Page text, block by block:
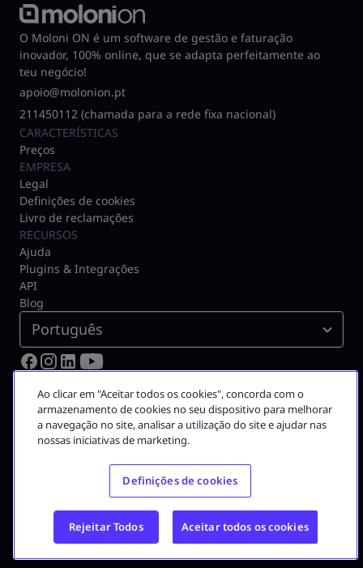
O Moloni ON é um software de gestão e faturação
inovador, 100% online, que se adapta perfeitamente ao
teu negócio!
apoio@molonion.pt
211450112 (chamada para a rede fixa nacional)
CARACTERÍSTICAS
Preços
EMPRESA
Legal
Definições de cookies
Livro de reclamações
RECURSOS
Ajuda
Plugins & Integrações
API
Blog
Português
© 2026 Moloni ON
Certificado pela Autoridade Tributária N.º 3075
A Moloni faz parte dogrupo Visma
Carreira na Visma
Ao clicar em "Aceitar todos os cookies", concorda com o
armazenamento de cookies no seu dispositivo para melhorar
a navegação no site, analisar a utilização do site e ajudar nas
nossas iniciativas de marketing.
Definições de cookies
Rejeitar Todos Aceitar todos os cookies